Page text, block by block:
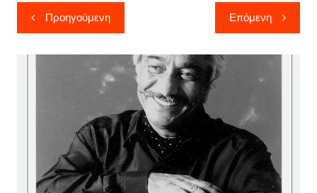
Πλοήγηση
άρθρων
Προηγούμενη Επόμενη